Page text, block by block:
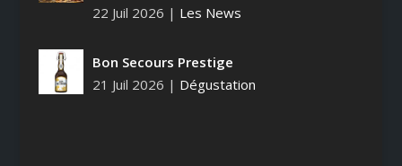
22 Juil 2026 | Les News
Bon Secours Prestige
21 Juil 2026 | Dégustation